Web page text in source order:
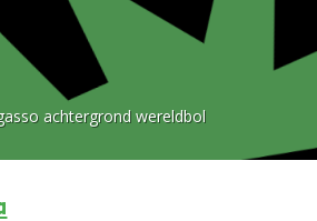
achtergrond wereldbol